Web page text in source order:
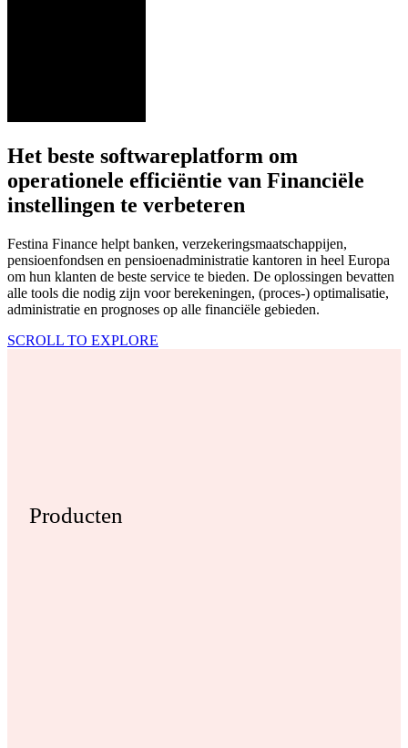
Het beste softwareplatform om
operationele efficiëntie van Financiële
instellingen te verbeteren
Festina Finance helpt banken, verzekeringsmaatschappijen,
pensioenfondsen en pensioenadministratie kantoren in heel Europa
om hun klanten de beste service te bieden. De oplossingen bevatten
alle tools die nodig zijn voor berekeningen, (proces-) optimalisatie,
administratie en prognoses op alle financiële gebieden.
SCROLL TO EXPLORE
Producten